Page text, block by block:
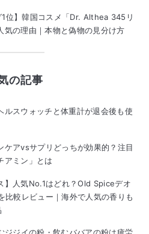
1位】韓国コスメ「Dr. Althea 345リ
気の理由｜本物と偽物の見分け方
の記事
ルスウォッチと体重計が退会後も使
ケアvsサプリどっちが効果的？注目
アミン」とは
】人気No.1はどれ？Old Spiceデオ
比較レビュー｜海外で人気の香りも